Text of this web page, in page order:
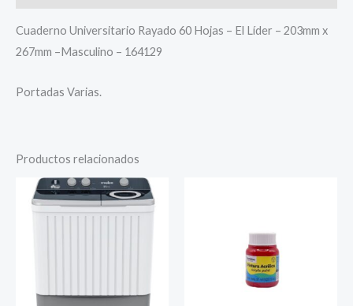
Cuaderno Universitario Rayado 60 Hojas – El Líder – 203mm x
267mm –Masculino – 164129
Portadas Varias.
Productos relacionados